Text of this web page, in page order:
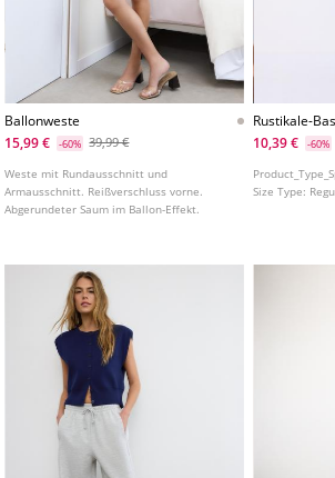
Ballonweste
15,99 €
-60% 39,99 €
Weste mit Rundausschnitt und
Armausschnitt. Reißverschluss vorne.
Abgerundeter Saum im Ballon-Effekt.
Rustikale-
10,39 €
-60%
Size Type: